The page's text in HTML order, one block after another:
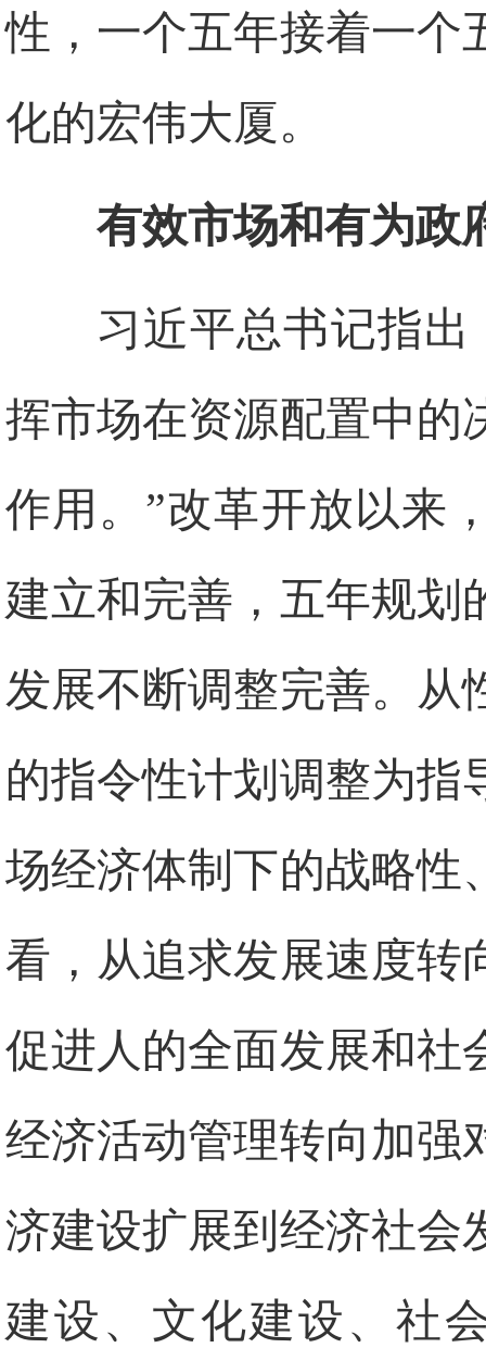
性，一个五年接着一个
化的宏伟大厦。
有效市场和有为政
习近平总书记指
挥市场在资源配置中的
作用。”改革开放以来
建立和完善，五年规划
发展不断调整完善。从
的指令性计划调整为指
场经济体制下的战略性
看，从追求发展速度转
促进人的全面发展和社
经济活动管理转向加强
济建设扩展到经济社会
建设、文化建设、社